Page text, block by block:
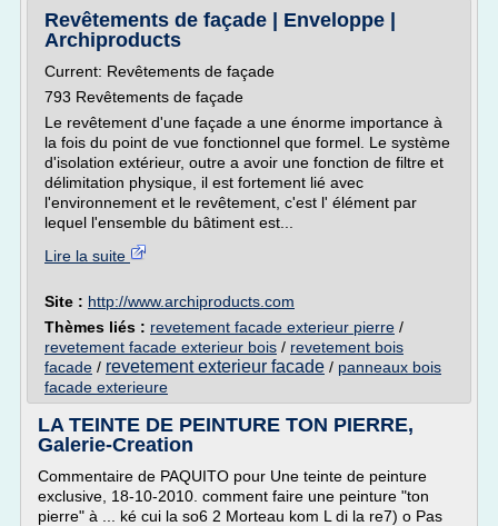
Revêtements de façade | Enveloppe |
Archiproducts
Current: Revêtements de façade
793 Revêtements de façade
Le revêtement d'une façade a une énorme importance à
la fois du point de vue fonctionnel que formel. Le système
d'isolation extérieur, outre a avoir une fonction de filtre et
délimitation physique, il est fortement lié avec
l'environnement et le revêtement, c'est l' élément par
lequel l'ensemble du bâtiment est...
Lire la suite
Site : http://www.archiproducts.com
Thèmes liés : revetement facade exterieur pierre /
revetement facade exterieur bois / revetement bois
facade / revetement exterieur facade / panneaux bois
facade exterieure
LA TEINTE DE PEINTURE TON PIERRE,
Galerie-Creation
Commentaire de PAQUITO pour Une teinte de peinture
exclusive, 18-10-2010. comment faire une peinture "ton
pierre" à ... ké cui la so6 2 Morteau kom L di la re7) o Pas